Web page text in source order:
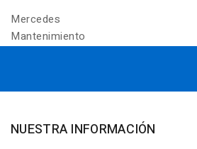
Mercedes
Mantenimiento
NUESTRA INFORMACIÓN